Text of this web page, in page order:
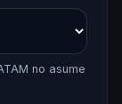
no asume